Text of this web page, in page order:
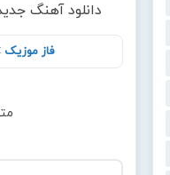
دانلود آهنگ
فاز موزیک